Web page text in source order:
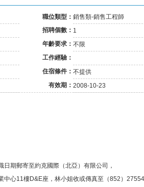
首三月失業率維
正對有關兩工
澳總體失業率
《最低工資》
針對兩項工種
職位類型： 銷售類-銷售工程師
招聘個數： 1
年齡要求： 不限
工作經驗：
住宿條件： 不提供
有效期： 2008-10-23
期郵寄至約克國際（北亞）有限公司，
中心11樓D&E座，林小姐收或傳真至（852）